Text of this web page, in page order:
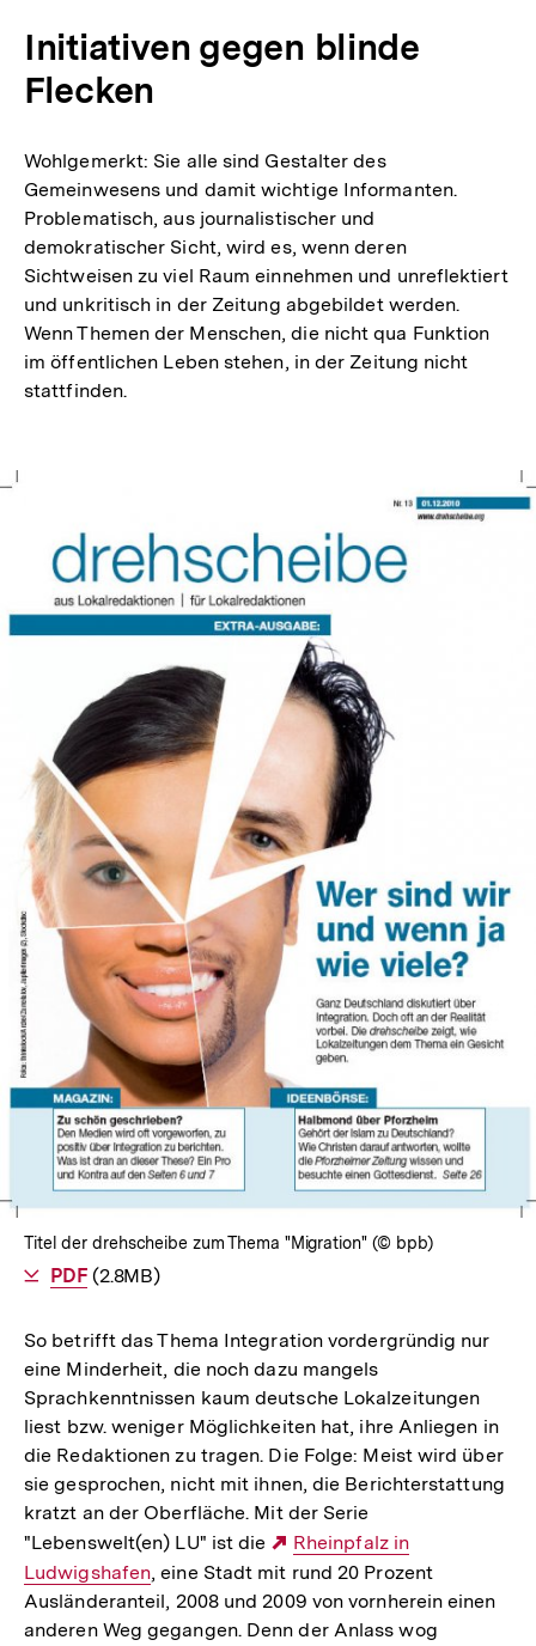
Initiativen gegen blinde
Flecken
Wohlgemerkt: Sie alle sind Gestalter des
Gemeinwesens und damit wichtige Informanten.
Problematisch, aus journalistischer und
demokratischer Sicht, wird es, wenn deren
Sichtweisen zu viel Raum einnehmen und unreflektiert
und unkritisch in der Zeitung abgebildet werden.
Wenn Themen der Menschen, die nicht qua Funktion
im öffentlichen Leben stehen, in der Zeitung nicht
stattfinden.
In
Lightbox
öffnen
Titel der drehscheibe zum Thema "Migration" (© bpb)
Als
PDFherunterladen
(2.8MB)
So betrifft das Thema Integration vordergründig nur
eine Minderheit, die noch dazu mangels
Sprachkenntnissen kaum deutsche Lokalzeitungen
liest bzw. weniger Möglichkeiten hat, ihre Anliegen in
die Redaktionen zu tragen. Die Folge: Meist wird über
sie gesprochen, nicht mit ihnen, die Berichterstattung
kratzt an der Oberfläche. Mit der Serie
"Lebenswelt(en) LU" ist die
Externer
Link:
Rheinpfalz in
Ludwigshafen, eine Stadt mit rund 20 Prozent
Ausländeranteil, 2008 und 2009 von vornherein einen
anderen Weg gegangen. Denn der Anlass wog